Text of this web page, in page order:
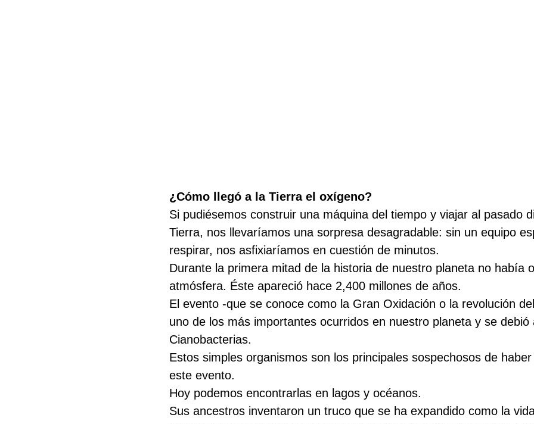
¿Cómo llegó a la Tierra el oxígeno?
Si pudiésemos construir una máquina del tiempo y viajar al pasado
Tierra, nos llevaríamos una sorpresa desagradable: sin un equipo
respirar, nos asfixiaríamos en cuestión de minutos.
Durante la primera mitad de la historia de nuestro planeta no había
atmósfera. Éste apareció hace 2,400 millones de años.
El evento -que se conoce como la Gran Oxidación o la revolución
uno de los más importantes ocurridos en nuestro planeta y se debió
Cianobacterias.
Estos simples organismos son los principales sospechosos de
este evento.
Hoy podemos encontrarlas en lagos y océanos.
Sus ancestros inventaron un truco que se ha expandido como la